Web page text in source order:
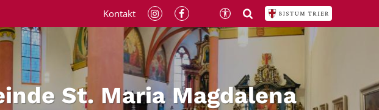
St. Maria Magdalena
Kontakt